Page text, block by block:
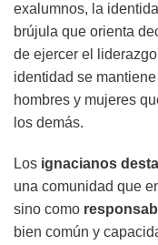
exalumnos, la
brújula que orienta
de ejercer el
identidad se
hombres y mujeres
los demás.
Los ignacianos
una comunidad que
sino como
bien común y